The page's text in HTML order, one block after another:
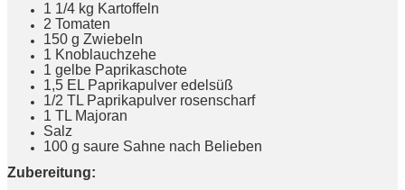
1 1/4 kg Kartoffeln
2 Tomaten
150 g Zwiebeln
1 Knoblauchzehe
1 gelbe Paprikaschote
1,5 EL Paprikapulver edelsüß
1/2 TL Paprikapulver rosenscharf
1 TL Majoran
Salz
100 g saure Sahne nach Belieben
Zubereitung: